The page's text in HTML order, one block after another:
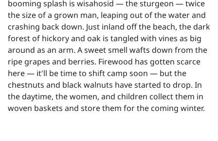
booming splash is wisahosid — the sturgeon — twice
the size of a grown man, leaping out of the water and
crashing back down. Just inland off the beach, the dark
forest of hickory and oak is tangled with vines as big
around as an arm. A sweet smell wafts down from the
ripe grapes and berries. Firewood has gotten scarce
here — it'll be time to shift camp soon — but the
chestnuts and black walnuts have started to drop. In
the daytime, the women, and children collect them in
woven baskets and store them for the coming winter.​​​​‌ ‍ ​‍​‍‌‍ ‌ ​‍‌‍‍‌‌‍‌ ‌‍‍‌‌‍ ‍​‍​‍​ ‍‍​‍​‍‌ ​ ‌‍​‌‌‍ ‍‌‍‍‌‌ ‌​‌ ‍‌​‍ ‍‌‍‍‌‌‍ ​‍​‍​‍ ​​‍​‍‌‍‍​‌ ​‍‌‍‌‌‌‍‌‍​‍​‍​ ‍‍​‍​‍‌‍‍​‌ ‌​‌ ‌​‌ ​​‌ ​ ​ ‍‍​‍ ​‍ ‌‍​ ‌‍ ‌‌ ​ ​‍ ‍‌‍ ‌‌‍​‌‌‍‍‌‌‍ ‍​‍ ‍​ ​‍​ ​​​ ​‍​ ‌​‌ ​‍‌‍‌‌‌‍‌​‌‍‌‌‌ ​ ‌‍‍‌‌‍‌ ‌‍ ‍​‍ ‍‌ ​‍‌‍‍‌‌ ‌‍‌‍‌‌‌ ​‍‌‍‍ ‌‍‌‌‌‍‌‌‌ ​​‌‍‌‌‌ ​‍​‍ ‍‌‍ ‌ ​‍‌‍‌ ​‍ ‌‍‍‌‌‍ ‍‌ ‌​‌‍‌‌‌‍ ‍‌ ‌​​‍ ‌‍‌‌‌‍‌​‌‍‍‌‌ ‌​​‍ ‌‍ ‌‌‍ ‌‍‌​‌‍‌‌​ ‌‌ ​​‌ ​‍‌‍‌‌‌ ​ ‌‍‌‌‌‍ ‍‌ ‌​‌‍​‌‌ ‌​‌‍‍‌‌‍ ‌‍ ‍​ ‍ ‌‍‍‌‌‍‌​​ ‌‌‍‍​‌‍‍‌‌ ​ ‌ ‌​‌‍ ‌ ​‍‌ ‍‌‌​ ‌‍‌‍‌‌‌​‌‍‍​‌‍‌‌‌​‍​‌ ‌‌‌‍‌​‌ ​ ‌‍ ‌‍ ‍‌‌​‍‌‍‍‌‌ ‌‍‌‍‌‌‌ ​‍​ ‍ ‌ ‌​‌ ‍‌‌ ​​‌‍‌‌​ ‌‌‍‍​‌ ‌‌‌‍‌​‌ ​ ‌‍ ‌‍ ‍‌‌ ‌ ​​‌‍​‌‌‍‌ ‌‍‌‌​ ‍ ‌ ​​‌‍​‌‌ ‌​‌‍‍​​ ‌‌‍​ ‌‍ ‌‍ ‍‌ ‌​‌‍‌‌‌‍ ‍‌ ‌​​‍‌‌​ ‌‌‌​​‍‌‌ ‌‍‍ ‌‍‌‌‌ ‍‌​‍‌‌​ ​ ‌​‌​​‍‌‌​ ​ ‌​‌​​‍‌‌​ ​‍​ ​‍‌‍​ ‌‍​‍​ ​‌​ ‍​​ ​‌‌‍​ ​ ​‍‌‍​ ​ ‍‌​ ​ ​ ‌‌​ ‌​​‍‌‌​ ​‍​ ​‍​‍‌‌​ ‌‌‌​‌​​‍ ‍‌‍‌​‌‍‌‌‌ ​ ‌‍​ ‌ ​‍‌‍‍‌‌ ​​‌ ‌​‌‍‍‌‌‍ ‌‍ ‍​ ‌‍​‍‌‍​‌‌ ​ ‌‍‌‌‌‌‌‌‌ ​‍‌‍ ​​ ‌‌‍‍​‌ ‌​‌ ‌​‌ ​​‌ ​ ​‍‌‌​ ​ ‌​​‌​‍‌‌​ ​‍‌​‌‍​‍‌‌​ ​‍‌​‌‍‌‍​ ‌‍ ‌‌ ​ ​‍ ‍‌‍ ‌‌‍​‌‌‍‍‌‌‍ ‍​‍ ‍​ ​‍​ ​​​ ​‍​ ‌​‌ ​‍‌‍‌‌‌‍‌​‌‍‌‌‌ ​ ‌‍‍‌‌‍‌ ‌‍ ‍​‍ ‍‌ ​‍‌‍‍‌‌ ‌‍‌‍‌‌‌ ​‍‌‍‍ ‌‍‌‌‌‍‌‌‌ ​​‌‍‌‌‌ ​‍​‍ ‍‌‍ ‌ ​‍‌‍‌ ​‍‌‍‌‍‍‌‌‍‌​​ ‌‌‍‍​‌‍‍‌‌ ​ ‌ ‌​‌‍ ‌ ​‍‌ ‍‌‌​ ‌‍‌‍‌‌‌​‌‍‍​‌‍‌‌‌​‍​‌ ‌‌‌‍‌​‌ ​ ‌‍ ‌‍ ‍‌‌​‍‌‍‍‌‌ ‌‍‌‍‌‌‌ ​‍​‍‌‍‌ ‌​‌ ‍‌‌ ​​‌‍‌‌​ ‌‌‍‍​‌ ‌‌‌‍‌​‌ ​ ‌‍ ‌‍ ‍‌‌ ‌ ​​‌‍​‌‌‍‌ ‌‍‌‌​‍‌‍‌ ​​‌‍​‌‌ ‌​‌‍‍​​ ‌‌‍​ ‌‍ ‌‍ ‍‌ ‌​‌‍‌‌‌‍ ‍‌ ‌​​‍‌‌​ ‌‌‌​​‍‌‌ ‌‍‍ ‌‍‌‌‌ ‍‌​‍‌‌​ ​ ‌​‌​​‍‌‌​ ​ ‌​‌​​‍‌‌​ ​‍​ ​‍‌‍​ ‌‍​‍​ ​‌​ ‍​​ ​‌‌‍​ ​ ​‍‌‍​ ​ ‍‌​ ​ ​ ‌‌​ ‌​​‍‌‌​ ​‍​ ​‍​‍‌‌​ ‌‌‌​‌​​‍ ‍‌‍‌​‌‍‌‌‌ ​ ‌‍​ ‌ ​‍‌‍‍‌‌ ​​‌ ‌​‌‍‍‌‌‍ ‌‍ ‍​‍‌‍‌ ​​‌‍‌‌‌ ​‍‌ ​ ‌ ​​‌‍‌‌‌‍​ ‌ ‌​‌‍‍‌‌ ‌‍‌‍‌‌​ ‌‌ ​​‌ ‌‌‌‍​‍‌‍ ​‌‍‍‌‌ ​ ‌‍‍​‌‍‌‌‌‍‌​​‍​‍‌ ‌